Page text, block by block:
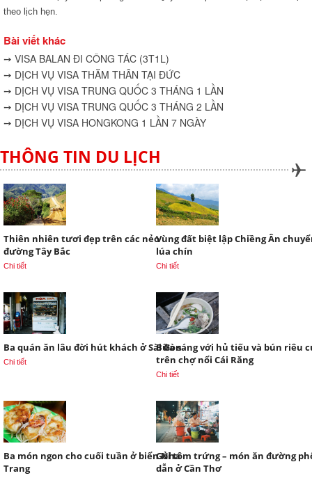
theo lịch hẹn.
Bài viết khác
➙ VISA BALAN ĐI CÔNG TÁC (3T1L)
➙ DỊCH VỤ VISA THĂM THÂN TẠI ĐỨC
➙ DỊCH VỤ VISA TRUNG QUỐC 3 THÁNG 1 LẦN
➙ DỊCH VỤ VISA TRUNG QUỐC 3 THÁNG 2 LẦN
➙ DỊCH VỤ VISA HONGKONG 1 LẦN 7 NGÀY
THÔNG TIN DU LỊCH
Thiên nhiên tươi đẹp trên các nẻo
đường Tây Bắc
Chi tiết
Vùng đất biệt lập Chiềng Ân
lúa chín
Chi tiết
Ba quán ăn lâu đời hút khách ở Sài Gòn
Chi tiết
Bữa sáng với hủ tiếu và bún riêu
trên chợ nổi Cái Răng
Chi tiết
Ba món ngon cho cuối tuần ở biển Nha
Trang
Gỏi tôm trứng – món ăn đường
dẫn ở Cần Thơ